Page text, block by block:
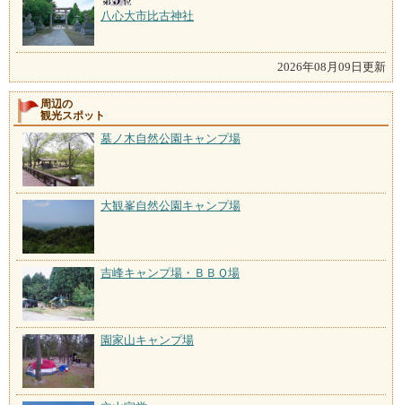
八心大市比古神社
2026年08月09日更新
周辺の
観光スポット
墓ノ木自然公園キャンプ場
大観峯自然公園キャンプ場
吉峰キャンプ場・ＢＢＱ場
園家山キャンプ場